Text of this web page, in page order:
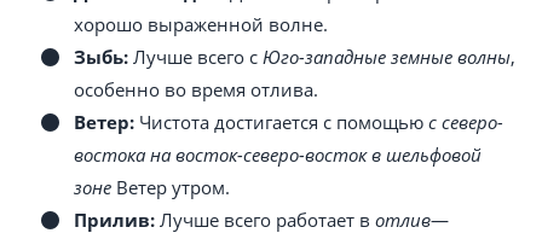
хорошо выраженной волне.
Зыбь: Лучше всего с Юго-западные земные волны,
особенно во время отлива.
Ветер: Чистота достигается с помощью с северо-
востока на восток-северо-восток в шельфовой
зоне Ветер утром.
Прилив: Лучше всего работает в отлив—